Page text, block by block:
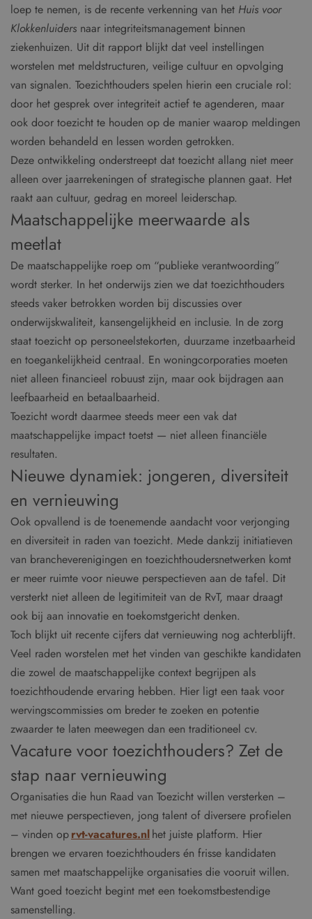
loep te nemen, is de recente verkenning van het Huis voor
Klokkenluiders naar integriteitsmanagement binnen
ziekenhuizen. Uit dit rapport blijkt dat veel instellingen
worstelen met meldstructuren, veilige cultuur en opvolging
van signalen. Toezichthouders spelen hierin een cruciale rol:
door het gesprek over integriteit actief te agenderen, maar
ook door toezicht te houden op de manier waarop meldingen
worden behandeld en lessen worden getrokken.
Deze ontwikkeling onderstreept dat toezicht allang niet meer
alleen over jaarrekeningen of strategische plannen gaat. Het
raakt aan cultuur, gedrag en moreel leiderschap.
Maatschappelijke meerwaarde als
meetlat
De maatschappelijke roep om “publieke verantwoording”
wordt sterker. In het onderwijs zien we dat toezichthouders
steeds vaker betrokken worden bij discussies over
onderwijskwaliteit, kansengelijkheid en inclusie. In de zorg
staat toezicht op personeelstekorten, duurzame inzetbaarheid
en toegankelijkheid centraal. En woningcorporaties moeten
niet alleen financieel robuust zijn, maar ook bijdragen aan
leefbaarheid en betaalbaarheid.
Toezicht wordt daarmee steeds meer een vak dat
maatschappelijke impact toetst — niet alleen financiële
resultaten.
Nieuwe dynamiek: jongeren, diversiteit
en vernieuwing
Ook opvallend is de toenemende aandacht voor verjonging
en diversiteit in raden van toezicht. Mede dankzij initiatieven
van brancheverenigingen en toezichthoudersnetwerken komt
er meer ruimte voor nieuwe perspectieven aan de tafel. Dit
versterkt niet alleen de legitimiteit van de RvT, maar draagt
ook bij aan innovatie en toekomstgericht denken.
Toch blijkt uit recente cijfers dat vernieuwing nog achterblijft.
Veel raden worstelen met het vinden van geschikte kandidaten
die zowel de maatschappelijke context begrijpen als
toezichthoudende ervaring hebben. Hier ligt een taak voor
wervingscommissies om breder te zoeken en potentie
zwaarder te laten meewegen dan een traditioneel cv.
Vacature voor toezichthouders? Zet de
stap naar vernieuwing
Organisaties die hun Raad van Toezicht willen versterken –
met nieuwe perspectieven, jong talent of diversere profielen
– vinden oprvt-vacatures.nlhet juiste platform. Hier
brengen we ervaren toezichthouders én frisse kandidaten
samen met maatschappelijke organisaties die vooruit willen.
Want goed toezicht begint met een toekomstbestendige
samenstelling.